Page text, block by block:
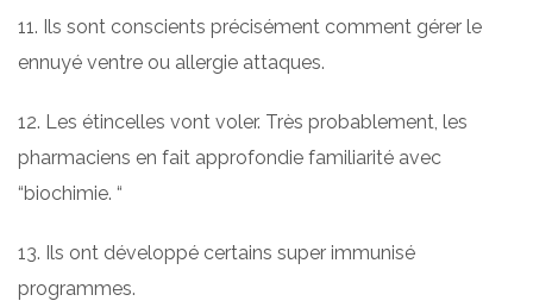
11. Ils sont conscients précisément comment gérer le
ennuyé ventre ou allergie attaques.
12. Les étincelles vont voler. Très probablement, les
pharmaciens en fait approfondie familiarité avec
“biochimie. “
13. Ils ont développé certains super immunisé
programmes.